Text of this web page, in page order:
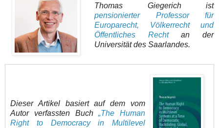
Thomas Giegerich ist
pensionierter Professor für
Europarecht, Völkerrecht und
Öffentliches Rechtan der
Universität des Saarlandes.
Dieser Artikel basiert auf dem vom
Autor verfassten Buch„The Human
Right to Democracy in Multilevel